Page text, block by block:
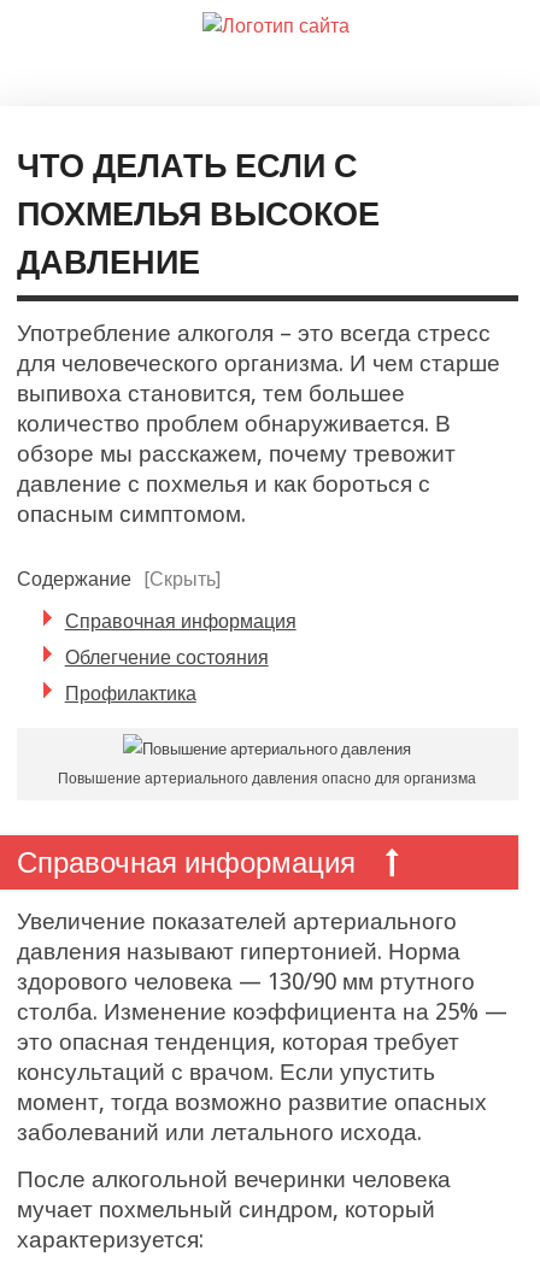
ЧТО ДЕЛАТЬ ЕСЛИ С
ПОХМЕЛЬЯ ВЫСОКОЕ
ДАВЛЕНИЕ
Употребление алкоголя – это всегда стресс
для человеческого организма. И чем старше
выпивоха становится, тем большее
количество проблем обнаруживается. В
обзоре мы расскажем, почему тревожит
давление с похмелья и как бороться с
опасным симптомом.
Содержание
[Скрыть]
Справочная информация
Облегчение состояния
Профилактика
Повышение артериального давления опасно для организма
Справочная информация
Увеличение показателей артериального
давления называют гипертонией. Норма
здорового человека — 130/90 мм ртутного
столба. Изменение коэффициента на 25% —
это опасная тенденция, которая требует
консультаций с врачом. Если упустить
момент, тогда возможно развитие опасных
заболеваний или летального исхода.
После алкогольной вечеринки человека
мучает похмельный синдром, который
характеризуется: